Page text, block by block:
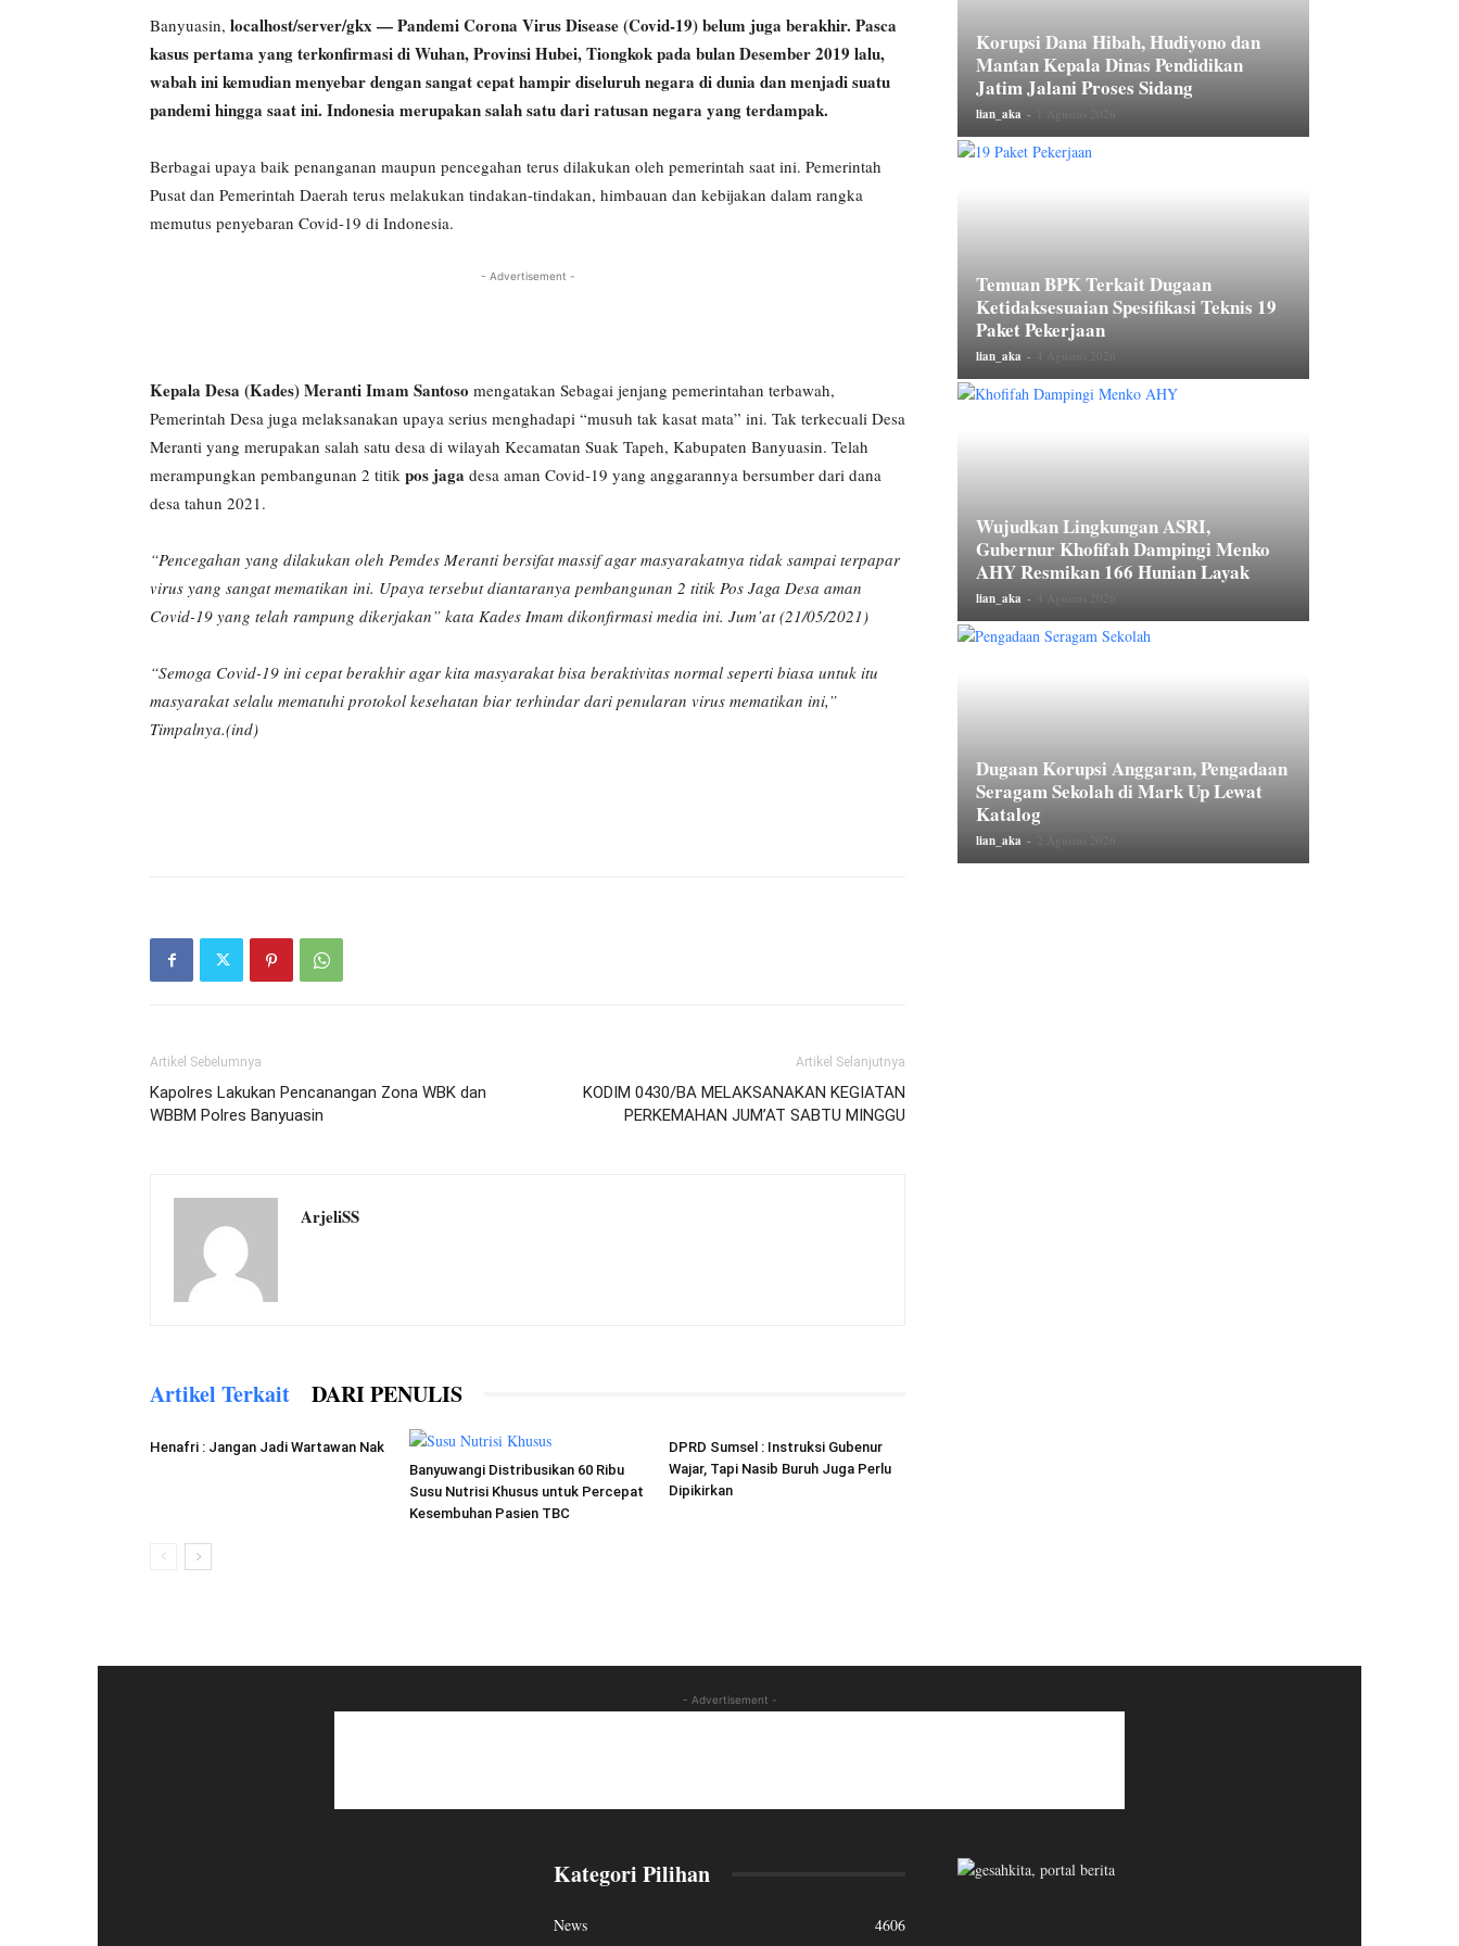
Banyuasin, localhost/server/gkx — Pandemi Corona Virus Disease (Covid-19) belum juga berakhir. Pasca
kasus pertama yang terkonfirmasi di Wuhan, Provinsi Hubei, Tiongkok pada bulan Desember 2019 lalu,
wabah ini kemudian menyebar dengan sangat cepat hampir diseluruh negara di dunia dan menjadi suatu
pandemi hingga saat ini. Indonesia merupakan salah satu dari ratusan negara yang terdampak.
Berbagai upaya baik penanganan maupun pencegahan terus dilakukan oleh pemerintah saat ini. Pemerintah
Pusat dan Pemerintah Daerah terus melakukan tindakan-tindakan, himbauan dan kebijakan dalam rangka
memutus penyebaran Covid-19 di Indonesia.
- Advertisement -
Kepala Desa (Kades) Meranti Imam Santoso mengatakan Sebagai jenjang pemerintahan terbawah,
Pemerintah Desa juga melaksanakan upaya serius menghadapi “musuh tak kasat mata” ini. Tak terkecuali Desa
Meranti yang merupakan salah satu desa di wilayah Kecamatan Suak Tapeh, Kabupaten Banyuasin. Telah
merampungkan pembangunan 2 titik pos jaga desa aman Covid-19 yang anggarannya bersumber dari dana
desa tahun 2021.
“Pencegahan yang dilakukan oleh Pemdes Meranti bersifat massif agar masyarakatnya tidak sampai terpapar
virus yang sangat mematikan ini. Upaya tersebut diantaranya pembangunan 2 titik Pos Jaga Desa aman
Covid-19 yang telah rampung dikerjakan” kata Kades Imam dikonfirmasi media ini. Jum’at (21/05/2021)
“Semoga Covid-19 ini cepat berakhir agar kita masyarakat bisa beraktivitas normal seperti biasa untuk itu
masyarakat selalu mematuhi protokol kesehatan biar terhindar dari penularan virus mematikan ini,”
Timpalnya.(ind)
Artikel Sebelumnya
Kapolres Lakukan Pencanangan Zona WBK dan
WBBM Polres Banyuasin
Artikel Selanjutnya
KODIM 0430/BA MELAKSANAKAN KEGIATAN
PERKEMAHAN JUM’AT SABTU MINGGU
ArjeliSS
Artikel Terkait DARI PENULIS
Henafri : Jangan Jadi Wartawan Nak
Banyuwangi Distribusikan 60 Ribu
Susu Nutrisi Khusus untuk Percepat
Kesembuhan Pasien TBC
DPRD Sumsel : Instruksi Gubenur
Wajar, Tapi Nasib Buruh Juga Perlu
Dipikirkan
Korupsi Dana Hibah, Hudiyono dan
Mantan Kepala Dinas Pendidikan
Jatim Jalani Proses Sidang
lian_aka -
Temuan BPK Terkait Dugaan
Ketidaksesuaian Spesifikasi Teknis 19
Paket Pekerjaan
lian_aka -
Wujudkan Lingkungan ASRI,
Gubernur Khofifah Dampingi Menko
AHY Resmikan 166 Hunian Layak
lian_aka -
Dugaan Korupsi Anggaran, Pengadaan
Seragam Sekolah di Mark Up Lewat
Katalog
lian_aka -
- Advertisement -
Kategori Pilihan
News 4606